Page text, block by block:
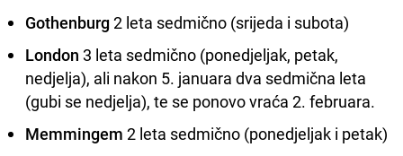
Gothenburg2 leta sedmično (srijeda i subota)
London 3 leta sedmično (ponedjeljak, petak,
nedjelja), ali nakon 5. januara dva sedmična leta
(gubi se nedjelja), te se ponovo vraća 2. februara.
Memmingem 2 leta sedmično (ponedjeljak i petak)